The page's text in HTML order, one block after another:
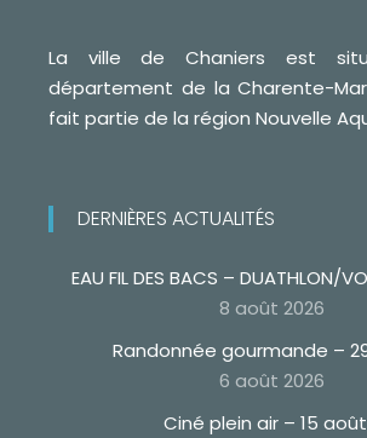
La ville de Chaniers est
département de la Charente-
fait partie de la région Nouvelle
DERNIÈRES ACTUALITÉS
EAU FIL DES BACS – DUATHLON/
8 août 2026
Randonnée gourmande –
6 août 2026
Ciné plein air – 15 août